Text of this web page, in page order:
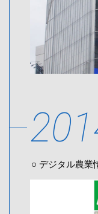
デジタル農業